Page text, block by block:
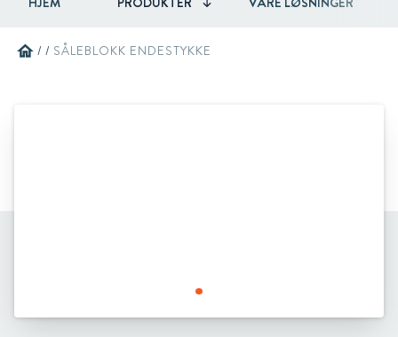
home / / SÅLEBLOKK ENDESTYKKE